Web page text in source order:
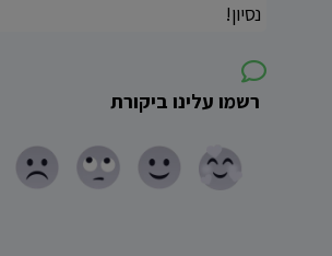
נסיון!
רשמו עלינו ביקורת